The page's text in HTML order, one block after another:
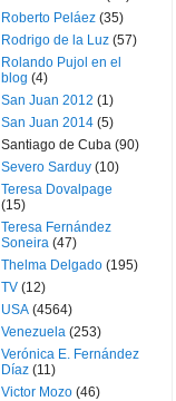
Roberto Peláez (35)
Rodrigo de la Luz (57)
Rolando Pujol en el
blog (4)
San Juan 2012 (1)
San Juan 2014 (5)
Santiago de Cuba (90)
Severo Sarduy (10)
Teresa Dovalpage
(15)
Teresa Fernández
Soneira (47)
Thelma Delgado (195)
TV (12)
USA (4564)
Venezuela (253)
Verónica E. Fernández
Díaz (11)
Victor Mozo (46)